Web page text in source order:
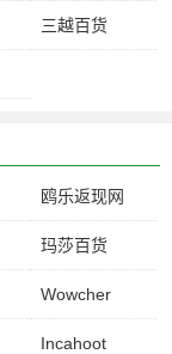
三越百货
鸥乐返现网
玛莎百货
Wowcher
Incahoot